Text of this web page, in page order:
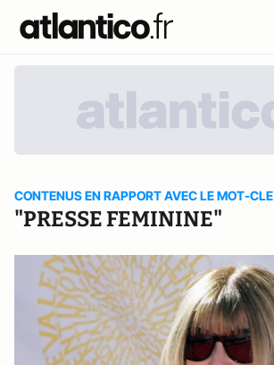
CONTENUS EN RAPPORT AVEC LE MOT-CLE
"PRESSE FEMININE"